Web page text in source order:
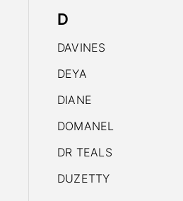
D
DAVINES
DEYA
DIANE
DOMANEL
DR TEALS
DUZETTY